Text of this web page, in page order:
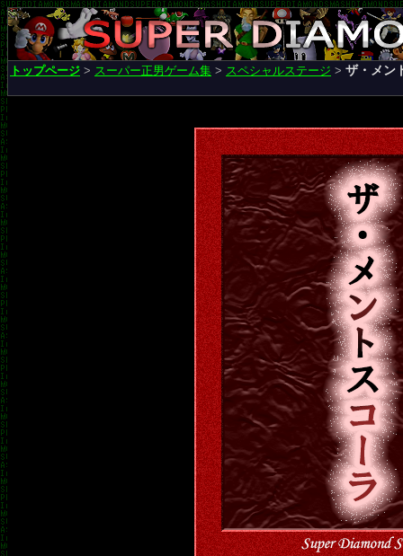
トップページ > スーパー正男ゲーム集 > スペシャルステージ > ザ・メン